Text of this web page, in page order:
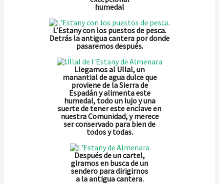
humedal
L’Estany con los puestos de pesca.
Detrás la antigua cantera por donde
pasaremos después.
Llegamos al Ullal, un
manantial de agua dulce que
proviene de la Sierra de
Espadán y alimenta este
humedal, todo un lujo y una
suerte de tener este enclave en
nuestra Comunidad, y merece
ser conservado para bien de
todos y todas.
Después de un cartel,
giramos en busca de un
sendero para dirigirnos
a la antigua cantera.